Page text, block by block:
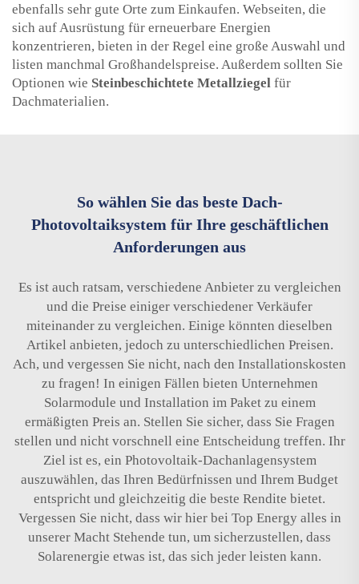
ebenfalls sehr gute Orte zum Einkaufen. Webseiten, die
sich auf Ausrüstung für erneuerbare Energien
konzentrieren, bieten in der Regel eine große Auswahl und
listen manchmal Großhandelspreise. Außerdem sollten Sie
Optionen wie Steinbeschichtete Metallziegel für
Dachmaterialien.
So wählen Sie das beste Dach-
Photovoltaiksystem für Ihre geschäftlichen
Anforderungen aus
Es ist auch ratsam, verschiedene Anbieter zu vergleichen
und die Preise einiger verschiedener Verkäufer
miteinander zu vergleichen. Einige könnten dieselben
Artikel anbieten, jedoch zu unterschiedlichen Preisen.
Ach, und vergessen Sie nicht, nach den Installationskosten
zu fragen! In einigen Fällen bieten Unternehmen
Solarmodule und Installation im Paket zu einem
ermäßigten Preis an. Stellen Sie sicher, dass Sie Fragen
stellen und nicht vorschnell eine Entscheidung treffen. Ihr
Ziel ist es, ein Photovoltaik-Dachanlagensystem
auszuwählen, das Ihren Bedürfnissen und Ihrem Budget
entspricht und gleichzeitig die beste Rendite bietet.
Vergessen Sie nicht, dass wir hier bei Top Energy alles in
unserer Macht Stehende tun, um sicherzustellen, dass
Solarenergie etwas ist, das sich jeder leisten kann.